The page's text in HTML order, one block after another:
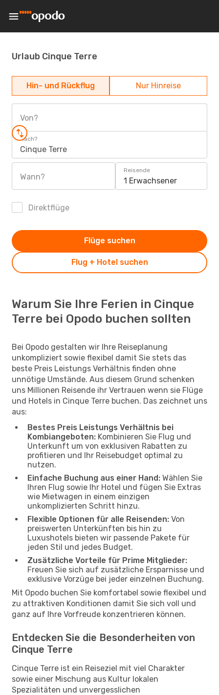
Urlaub Cinque Terre
Hin- und Rückflug Nur Hinreise
Von?
Nach?
Cinque Terre
Wann?
Reisende
1 Erwachsener
Direktflüge
Flug + Hotel suchen
Flüge suchen
Warum Sie Ihre Ferien in Cinque
Terre bei Opodo buchen sollten
Bei Opodo gestalten wir Ihre Reiseplanung
unkompliziert sowie flexibel damit Sie stets das
beste Preis Leistungs Verhältnis finden ohne
unnötige Umstände. Aus diesem Grund schenken
uns Millionen Reisende ihr Vertrauen wenn sie Flüge
und Hotels in Cinque Terre buchen. Das zeichnet uns
aus:
Bestes Preis Leistungs Verhältnis bei
Kombiangeboten: Kombinieren Sie Flug und
Unterkunft um von exklusiven Rabatten zu
profitieren und Ihr Reisebudget optimal zu
nutzen.
Einfache Buchung aus einer Hand: Wählen Sie
Ihren Flug sowie Ihr Hotel und fügen Sie Extras
wie Mietwagen in einem einzigen
unkomplizierten Schritt hinzu.
Flexible Optionen für alle Reisenden: Von
preiswerten Unterkünften bis hin zu
Luxushotels bieten wir passende Pakete für
jeden Stil und jedes Budget.
Zusätzliche Vorteile für Prime Mitglieder:
Freuen Sie sich auf zusätzliche Ersparnisse und
exklusive Vorzüge bei jeder einzelnen Buchung.
Mit Opodo buchen Sie komfortabel sowie flexibel und
zu attraktiven Konditionen damit Sie sich voll und
ganz auf Ihre Vorfreude konzentrieren können.
Entdecken Sie die Besonderheiten von
Cinque Terre
Cinque Terre ist ein Reiseziel mit viel Charakter
sowie einer Mischung aus Kultur lokalen
Spezialitäten und unvergesslichen